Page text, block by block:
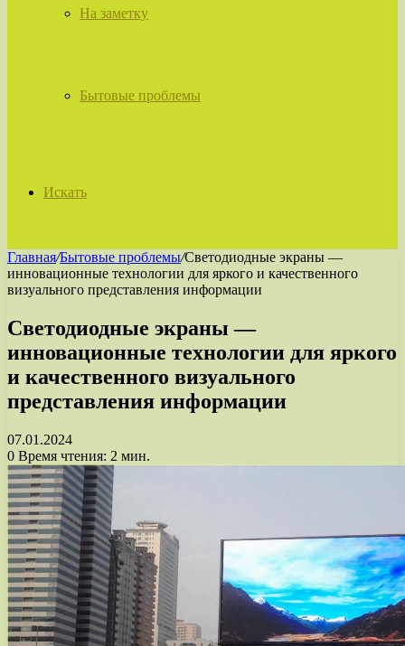
На заметку
Бытовые проблемы
Искать
Главная/Бытовые проблемы/Светодиодные экраны —
инновационные технологии для яркого и качественного
визуального представления информации
Светодиодные экраны —
инновационные технологии для яркого
и качественного визуального
представления информации
07.01.2024
0 Время чтения: 2 мин.